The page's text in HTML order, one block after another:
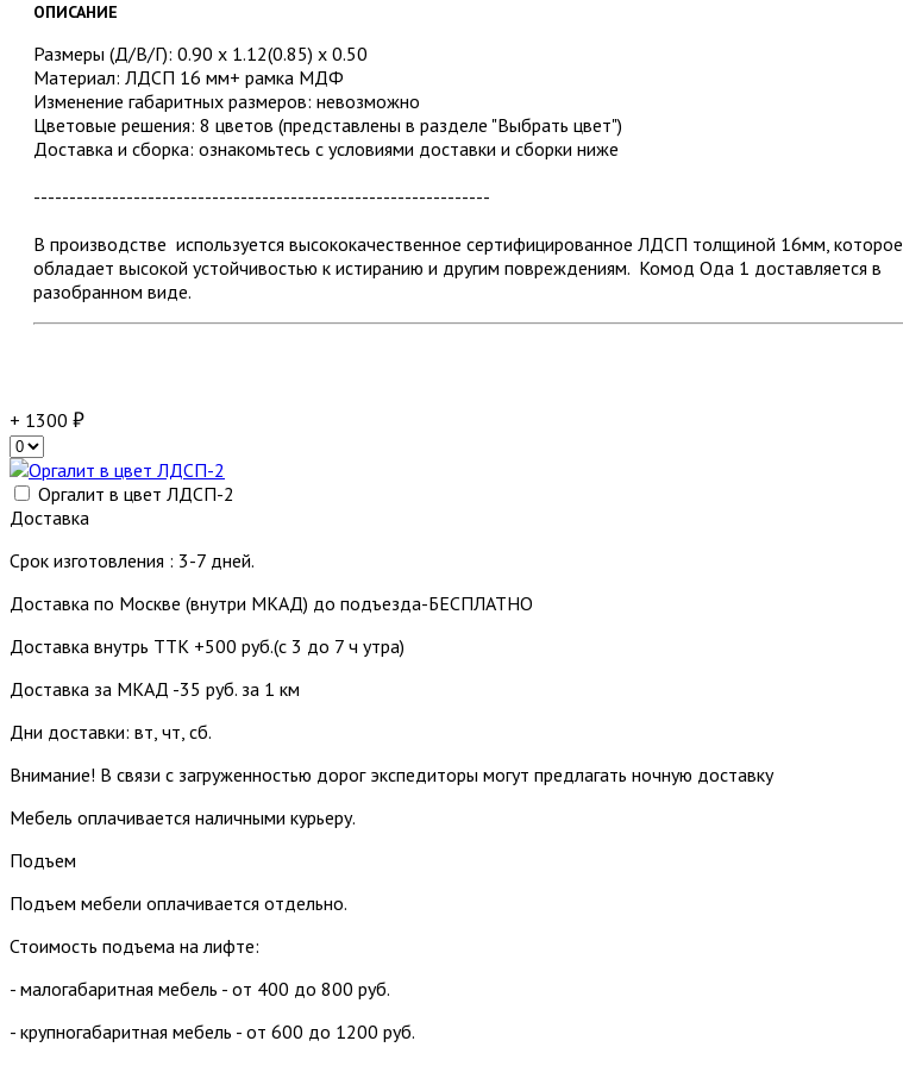
ОПИСАНИЕ
Размеры (Д/В/Г): 0.90 x 1.12(0.85) x 0.50
Материал: ЛДСП 16 мм+ рамка МДФ
Изменение габаритных размеров: невозможно
Цветовые решения: 8 цветов (представлены в разделе "Выбрать цвет")
Доставка и сборка: ознакомьтесь с условиями доставки и сборки ниже
----------------------------------------------------------------
В производстве используется высококачественное сертифицированное ЛДСП толщиной 16мм, которое
обладает высокой устойчивостью к истиранию и другим повреждениям. Комод Ода 1 доставляется в
разобранном виде.
+ 1300
Оргалит в цвет ЛДСП-2
Доставка
Срок изготовления : 3-7 дней.
Доставка по Москве (внутри МКАД) до подъезда-БЕСПЛАТНО
Доставка внутрь ТТК +500 руб.(с 3 до 7 ч утра)
Доставка за МКАД -35 руб. за 1 км
Дни доставки: вт, чт, сб.
Внимание! В связи с загруженностью дорог экспедиторы могут предлагать ночную доставку
Мебель оплачивается наличными курьеру.
Подъем
Подъем мебели оплачивается отдельно.
Стоимость подъема на лифте:
- малогабаритная мебель - от 400 до 800 руб.
- крупногабаритная мебель - от 600 до 1200 руб.